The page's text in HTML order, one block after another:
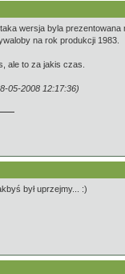
wersja byla
na rok produkcji 1983.
ale to za jakis czas.
05-2008 12:17:36)
był uprzejmy... :)